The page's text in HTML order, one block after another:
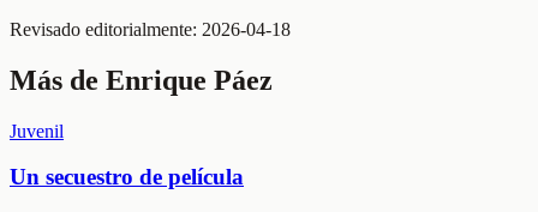
Revisado editorialmente: 2026-04-18
Más de Enrique Páez
Juvenil
Un secuestro de película